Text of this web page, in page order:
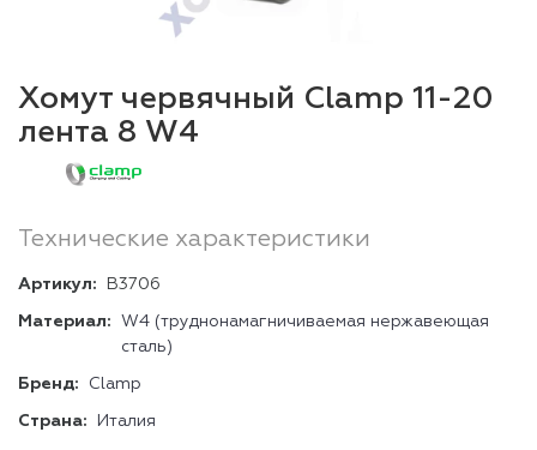
Хомут червячный Clamp 11-20
лента 8 W4
Технические характеристики
Артикул: B3706
Материал:
W4 (труднонамагничиваемая нержавеющая
сталь)
Бренд: Clamp
Страна: Италия